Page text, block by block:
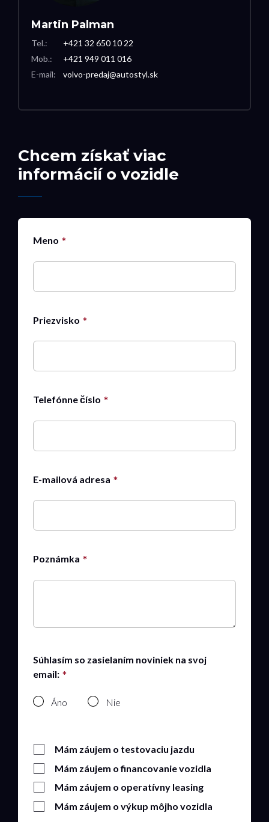
Chcem získať viac
informácií o vozidle
Meno
Priezvisko
Telefónne číslo
E-mailová adresa
Poznámka
Súhlasím so zasielaním noviniek na svoj
email:
Áno Nie
Mám záujem o testovaciu jazdu
Mám záujem o financovanie vozidla
Mám záujem o operatívny leasing
Mám záujem o výkup môjho vozidla
Martin Palman
Tel.:
Mob.:
E-mail:
+421 32 650 10 22
+421 949 011 016
volvo-predaj@autostyl.sk